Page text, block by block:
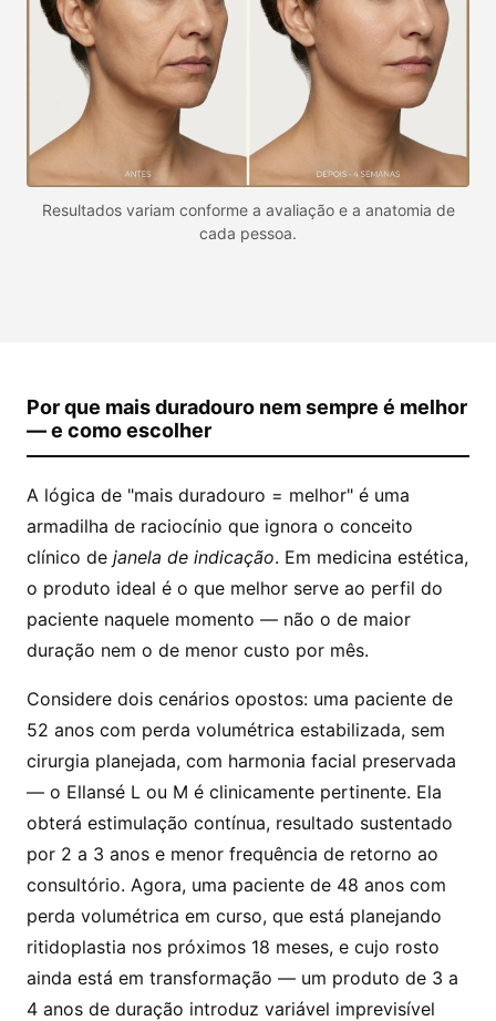
Resultados variam conforme a avaliação e a anatomia de
cada pessoa.
Por que mais duradouro nem sempre é melhor
— e como escolher
A lógica de "mais duradouro = melhor" é uma
armadilha de raciocínio que ignora o conceito
clínico de janela de indicação. Em medicina estética,
o produto ideal é o que melhor serve ao perfil do
paciente naquele momento — não o de maior
duração nem o de menor custo por mês.
Considere dois cenários opostos: uma paciente de
52 anos com perda volumétrica estabilizada, sem
cirurgia planejada, com harmonia facial preservada
— o Ellansé L ou M é clinicamente pertinente. Ela
obterá estimulação contínua, resultado sustentado
por 2 a 3 anos e menor frequência de retorno ao
consultório. Agora, uma paciente de 48 anos com
perda volumétrica em curso, que está planejando
ritidoplastia nos próximos 18 meses, e cujo rosto
ainda está em transformação — um produto de 3 a
4 anos de duração introduz variável imprevisível